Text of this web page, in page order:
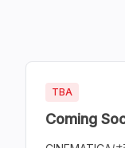
TBA
Coming